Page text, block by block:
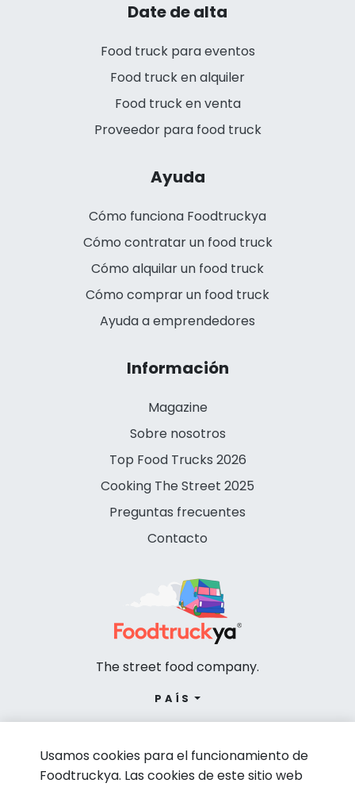
Date de alta
Food truck para eventos
Food truck en alquiler
Food truck en venta
Proveedor para food truck
Ayuda
Cómo funciona Foodtruckya
Cómo contratar un food truck
Cómo alquilar un food truck
Cómo comprar un food truck
Ayuda a emprendedores
Información
Magazine
Sobre nosotros
Top Food Trucks 2026
Cooking The Street 2025
Preguntas frecuentes
Contacto
The street food company.
PAÍS
Usamos cookies para el funcionamiento de
Foodtruckya. Las cookies de este sitio web